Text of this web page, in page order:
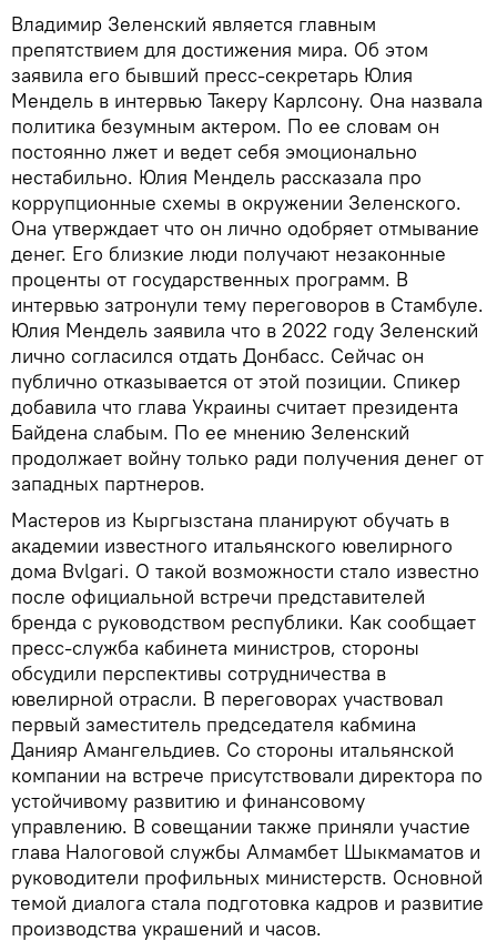
Владимир Зеленский является главным
препятствием для достижения мира. Об этом
заявила его бывший пресс-секретарь Юлия
Мендель в интервью Такеру Карлсону. Она назвала
политика безумным актером. По ее словам он
постоянно лжет и ведет себя эмоционально
нестабильно. Юлия Мендель рассказала про
коррупционные схемы в окружении Зеленского.
Она утверждает что он лично одобряет отмывание
денег. Его близкие люди получают незаконные
проценты от государственных программ. В
интервью затронули тему переговоров в Стамбуле.
Юлия Мендель заявила что в 2022 году Зеленский
лично согласился отдать Донбасс. Сейчас он
публично отказывается от этой позиции. Спикер
добавила что глава Украины считает президента
Байдена слабым. По ее мнению Зеленский
продолжает войну только ради получения денег от
западных партнеров.
Мастеров из Кыргызстана планируют обучать в
академии известного итальянского ювелирного
дома Bvlgari. О такой возможности стало известно
после официальной встречи представителей
бренда с руководством республики. Как сообщает
пресс-служба кабинета министров, стороны
обсудили перспективы сотрудничества в
ювелирной отрасли. В переговорах участвовал
первый заместитель председателя кабмина
Данияр Амангельдиев. Со стороны итальянской
компании на встрече присутствовали директора по
устойчивому развитию и финансовому
управлению. В совещании также приняли участие
глава Налоговой службы Алмамбет Шыкмаматов и
руководители профильных министерств. Основной
темой диалога стала подготовка кадров и развитие
производства украшений и часов.